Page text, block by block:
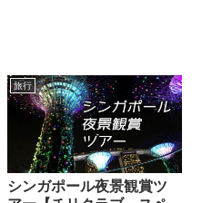
旅行
シンガポール夜景観賞ツ